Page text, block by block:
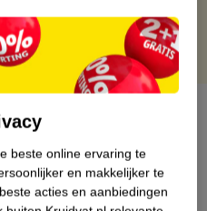
beste online ervaring te
en makkelijker te
acties en aanbiedingen